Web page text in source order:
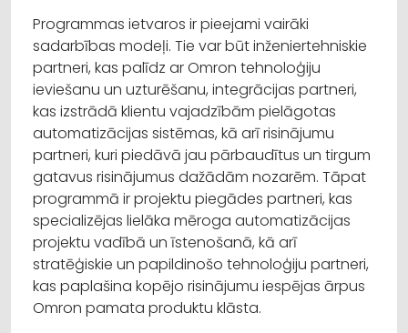
Programmas ietvaros ir pieejami vairāki
sadarbības modeļi. Tie var būt inženiertehniskie
partneri, kas palīdz ar Omron tehnoloģiju
ieviešanu un uzturēšanu, integrācijas partneri,
kas izstrādā klientu vajadzībām pielāgotas
automatizācijas sistēmas, kā arī risinājumu
partneri, kuri piedāvā jau pārbaudītus un tirgum
gatavus risinājumus dažādām nozarēm. Tāpat
programmā ir projektu piegādes partneri, kas
specializējas lielāka mēroga automatizācijas
projektu vadībā un īstenošanā, kā arī
stratēģiskie un papildinošo tehnoloģiju partneri,
kas paplašina kopējo risinājumu iespējas ārpus
Omron pamata produktu klāsta.